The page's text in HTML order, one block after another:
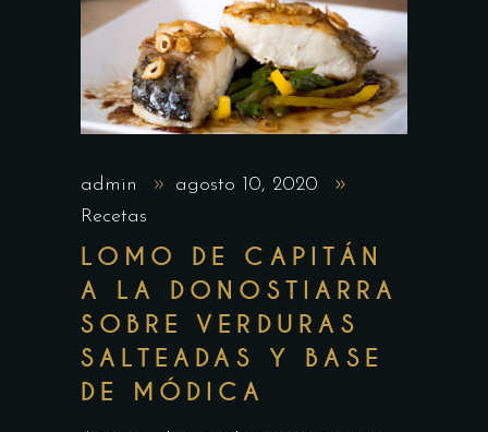
admin
agosto 10, 2020
Recetas
LOMO DE CAPITÁN
A LA DONOSTIARRA
SOBRE VERDURAS
SALTEADAS Y BASE
DE MÓDICA